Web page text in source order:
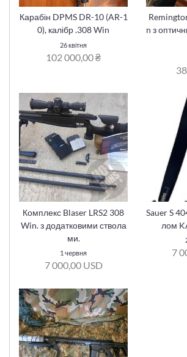
Карабін DPMS DR-10 (AR-1
0), калібр .308 Win
26 квітня
102 000,00 ₴
n з
Комплекс Blaser LRS2 308
Win. з додатковими ствола
ми.
1 червня
7 000,00 USD
Sauer S
лом
7